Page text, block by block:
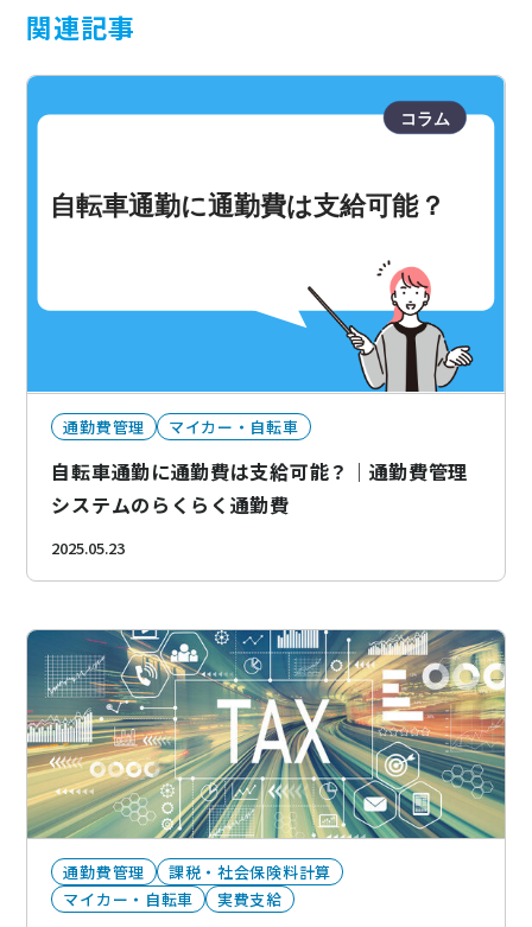
関連記事
通勤費管理 マイカー・自転車
自転車通勤に通勤費は支給可能？｜通勤費管理
システムのらくらく通勤費
2025.05.23
通勤費管理
課税・社会保険料計算
マイカー・自転車
実費支給